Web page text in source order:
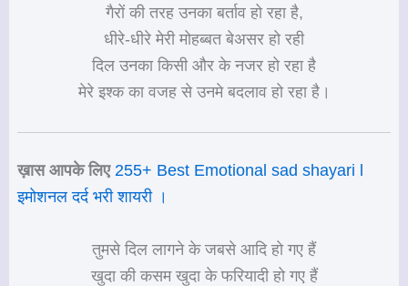
गैरों की तरह उनका बर्ताव हो रहा है,
धीरे-धीरे मेरी मोहब्बत बेअसर हो रही
दिल उनका किसी और के नजर हो रहा है
मेरे इश्क का वजह से उनमे बदलाव हो रहा है।
ख़ास आपके लिए 255+ Best Emotional sad shayari l
इमोशनल दर्द भरी शायरी ।
तुमसे दिल लागने के जबसे आदि हो गए हैं
खुदा की कसम खुदा के फरियादी हो गए हैं